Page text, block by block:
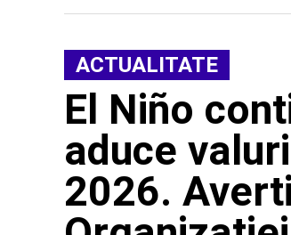
ACTUALITATE
El Niño
aduce
2026.